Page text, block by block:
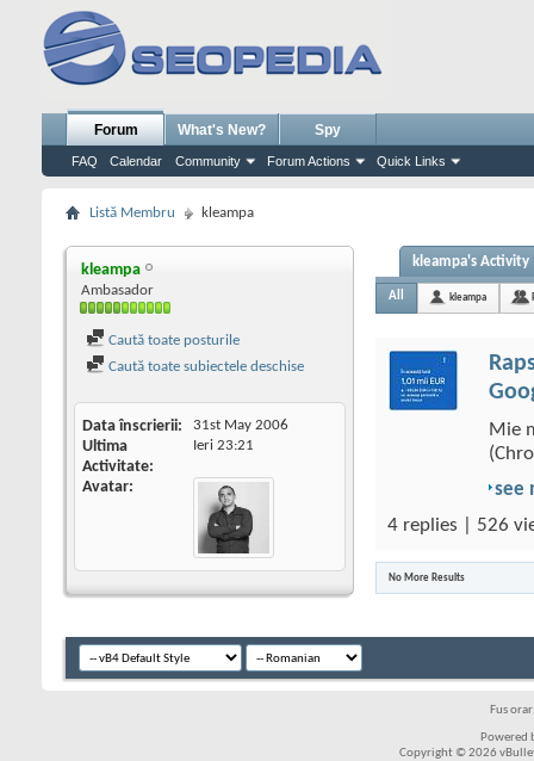
Forum
FAQ Calendar Community Forum Actions Quick Links
What's New? Spy
Listă Membru kleampa
kleampa
Ambasador
Caută toate posturile
Caută toate subiectele deschise
Data înscrierii 31st May 2006
Ultima
Activitate
Ieri 23:21
Avatar
kleampa's Activity
All kleampa
Mie
see
4 replies | 526
No More Results
Fus
Powered
Copyright © 2026